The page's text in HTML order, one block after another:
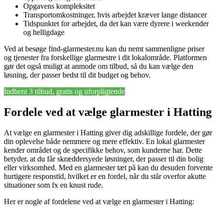
Opgavens kompleksitet
Transportomkostninger, hvis arbejdet kræver lange distancer
Tidspunktet for arbejdet, da det kan være dyrere i weekender
og helligdage
Ved at besøge find-glarmester.nu kan du nemt sammenligne priser
og tjenester fra forskellige glarmestre i dit lokalområde. Platformen
gør det også muligt at anmode om tilbud, så du kan vælge den
løsning, der passer bedst til dit budget og behov.
Indhent 3 tilbud, gratis og uforpligtende
Fordele ved at vælge glarmester i Hatting
At vælge en glarmester i Hatting giver dig adskillige fordele, der gør
din oplevelse både nemmere og mere effektiv. En lokal glarmester
kender området og de specifikke behov, som kunderne har. Dette
betyder, at du får skræddersyede løsninger, der passer til din bolig
eller virksomhed. Med en glarmester tæt på kan du desuden forvente
hurtigere responstid, hvilket er en fordel, når du står overfor akutte
situationer som fx en knust rude.
Her er nogle af fordelene ved at vælge en glarmester i Hatting: